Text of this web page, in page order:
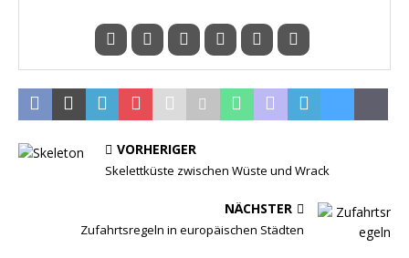
VORHERIGER
Skelettküste zwischen Wüste und Wrack
NÄCHSTER
Zufahrtsregeln in europäischen Städten